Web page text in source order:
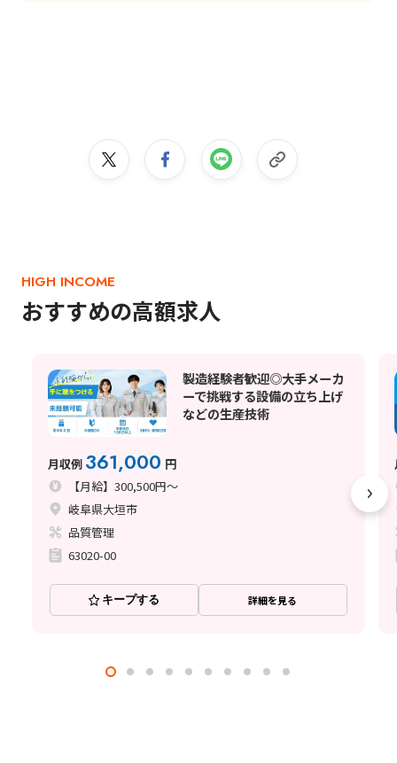
HIGH INCOME
おすすめの高額求人
製造経験者歓迎◎大手メーカ
ーで挑戦する設備の立ち上げ
などの生産技術
月収例 361,000 円
【月給】300,500円～
岐阜県大垣市
品質管理
63020-00
キープする 詳細を見る